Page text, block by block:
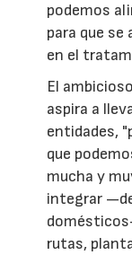
podemos
para que se
en el
El
aspira a
entidades,
que
mucha y
integrar
rutas,